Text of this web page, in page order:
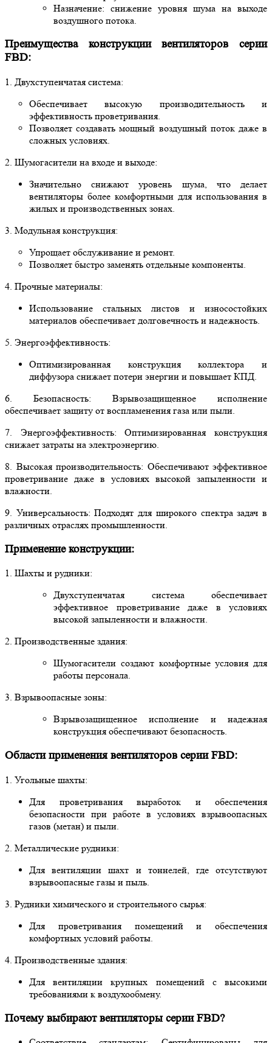
Назначение: снижение уровня шума на выходе
воздушного потока.
Преимущества конструкции вентиляторов серии
FBD:
1. Двухступенчатая система:
Обеспечивает высокую производительность и
эффективность проветривания.
Позволяет создавать мощный воздушный поток даже в
сложных условиях.
2. Шумогасители на входе и выходе:
Значительно снижают уровень шума, что делает
вентиляторы более комфортными для использования в
жилых и производственных зонах.
3. Модульная конструкция:
Упрощает обслуживание и ремонт.
Позволяет быстро заменять отдельные компоненты.
4. Прочные материалы:
Использование стальных листов и износостойких
материалов обеспечивает долговечность и надежность.
5. Энергоэффективность:
Оптимизированная конструкция коллектора и
диффузора снижает потери энергии и повышает КПД.
6. Безопасность: Взрывозащищенное исполнение
обеспечивает защиту от воспламенения газа или пыли.
7. Энергоэффективность: Оптимизированная конструкция
снижает затраты на электроэнергию.
8. Высокая производительность: Обеспечивают эффективное
проветривание даже в условиях высокой запыленности и
влажности.
9. Универсальность: Подходят для широкого спектра задач в
различных отраслях промышленности.
Применение конструкции:
1. Шахты и рудники:
Двухступенчатая система обеспечивает
эффективное проветривание даже в условиях
высокой запыленности и влажности.
2. Производственные здания:
Шумогасители создают комфортные условия для
работы персонала.
3. Взрывоопасные зоны:
Взрывозащищенное исполнение и надежная
конструкция обеспечивают безопасность.
Области применения вентиляторов серии FBD:
1. Угольные шахты:
Для проветривания выработок и обеспечения
безопасности при работе в условиях взрывоопасных
газов (метан) и пыли.
2. Металлические рудники:
Для вентиляции шахт и тоннелей, где отсутствуют
взрывоопасные газы и пыль.
3. Рудники химического и строительного сырья:
Для проветривания помещений и обеспечения
комфортных условий работы.
4. Производственные здания:
Для вентиляции крупных помещений с высокими
требованиями к воздухообмену.
Почему выбирают вентиляторы серии FBD?